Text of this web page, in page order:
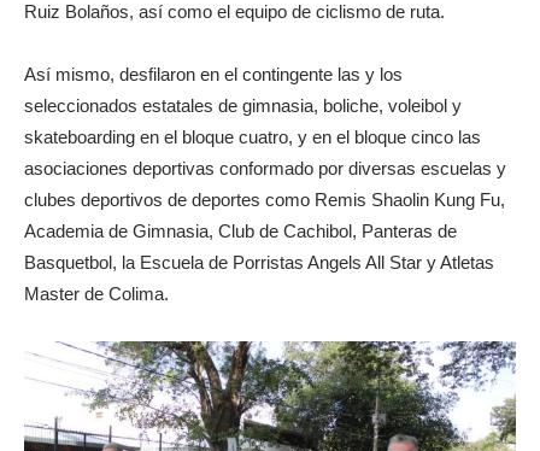
Ruiz Bolaños, así como el equipo de ciclismo de ruta.
Así mismo, desfilaron en el contingente las y los
seleccionados estatales de gimnasia, boliche, voleibol y
skateboarding en el bloque cuatro, y en el bloque cinco las
asociaciones deportivas conformado por diversas escuelas y
clubes deportivos de deportes como Remis Shaolin Kung Fu,
Academia de Gimnasia, Club de Cachibol, Panteras de
Basquetbol, la Escuela de Porristas Angels All Star y Atletas
Master de Colima.